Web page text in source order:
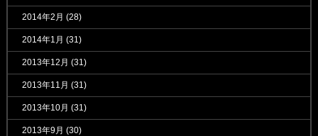
2014年2月 (28)
2014年1月 (31)
2013年12月 (31)
2013年11月 (31)
2013年10月 (31)
2013年9月 (30)